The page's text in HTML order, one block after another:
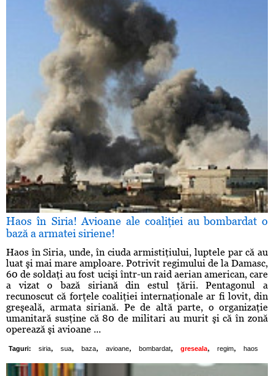
Haos în Siria! Avioane ale coaliţiei au bombardat o
bază a armatei siriene!
Haos în Siria, unde, în ciuda armistiţiului, luptele par că au
luat şi mai mare amploare. Potrivit regimului de la Damasc,
60 de soldaţi au fost ucişi într-un raid aerian american, care
a vizat o bază siriană din estul ţării. Pentagonul a
recunoscut că forţele coaliţiei internaţionale ar fi lovit, din
greşeală, armata siriană. Pe de altă parte, o organizaţie
umanitară susţine că 80 de militari au murit şi că în zonă
operează şi avioane ...
Taguri: siria, sua, baza, avioane, bombardat, greseala, regim, haos